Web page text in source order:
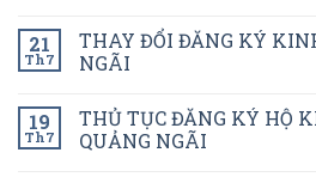
21
Th7
THAY ĐỔI ĐĂNG KÝ
NGÃI
19
Th7
THỦ TỤC ĐĂNG KÝ HỘ
QUẢNG NGÃI